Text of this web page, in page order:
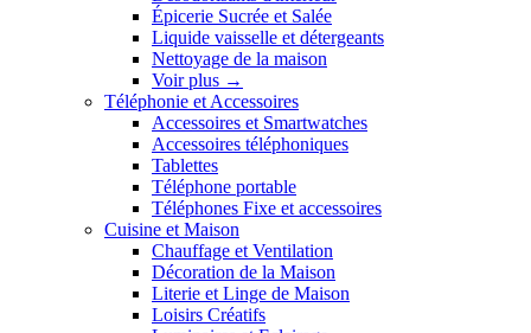
Épicerie Sucrée et Salée
Liquide vaisselle et détergeants
Nettoyage de la maison
Voir plus →
Téléphonie et Accessoires
Accessoires et Smartwatches
Accessoires téléphoniques
Tablettes
Téléphone portable
Téléphones Fixe et accessoires
Cuisine et Maison
Chauffage et Ventilation
Décoration de la Maison
Literie et Linge de Maison
Loisirs Créatifs